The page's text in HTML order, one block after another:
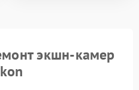
экшн-камер